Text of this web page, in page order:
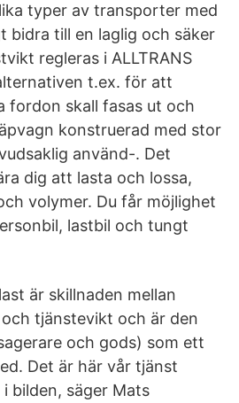
typer av transporter med
bidra till en laglig och säker
regleras i ALLTRANS
t.ex. för att
fordon skall fasas ut och
konstruerad med stor
använd-. Det
dig att lasta och lossa,
volymer. Du får möjlighet
lastbil och tungt
är skillnaden mellan
tjänstevikt och är den
och gods) som ett
Det är här vår tjänst
bilden, säger Mats